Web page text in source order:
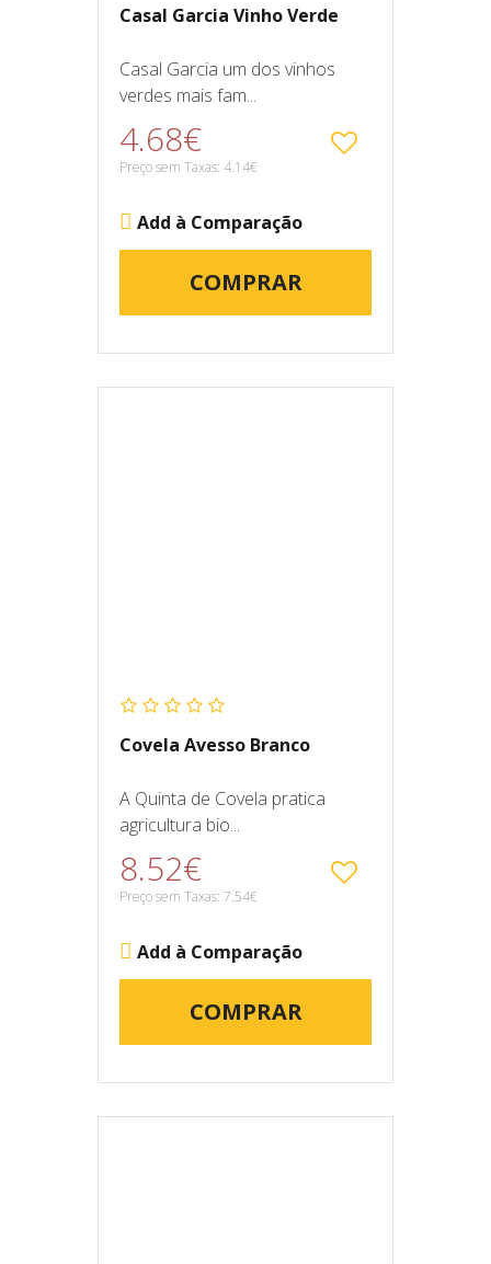
Casal Garcia Vinho Verde
Casal Garcia um dos vinhos
verdes mais fam...
4.68€
Preço sem Taxas: 4.14€
Add à Comparação
COMPRAR
Covela Avesso Branco
A Quinta de Covela pratica
agricultura bio...
8.52€
Preço sem Taxas: 7.54€
Add à Comparação
COMPRAR